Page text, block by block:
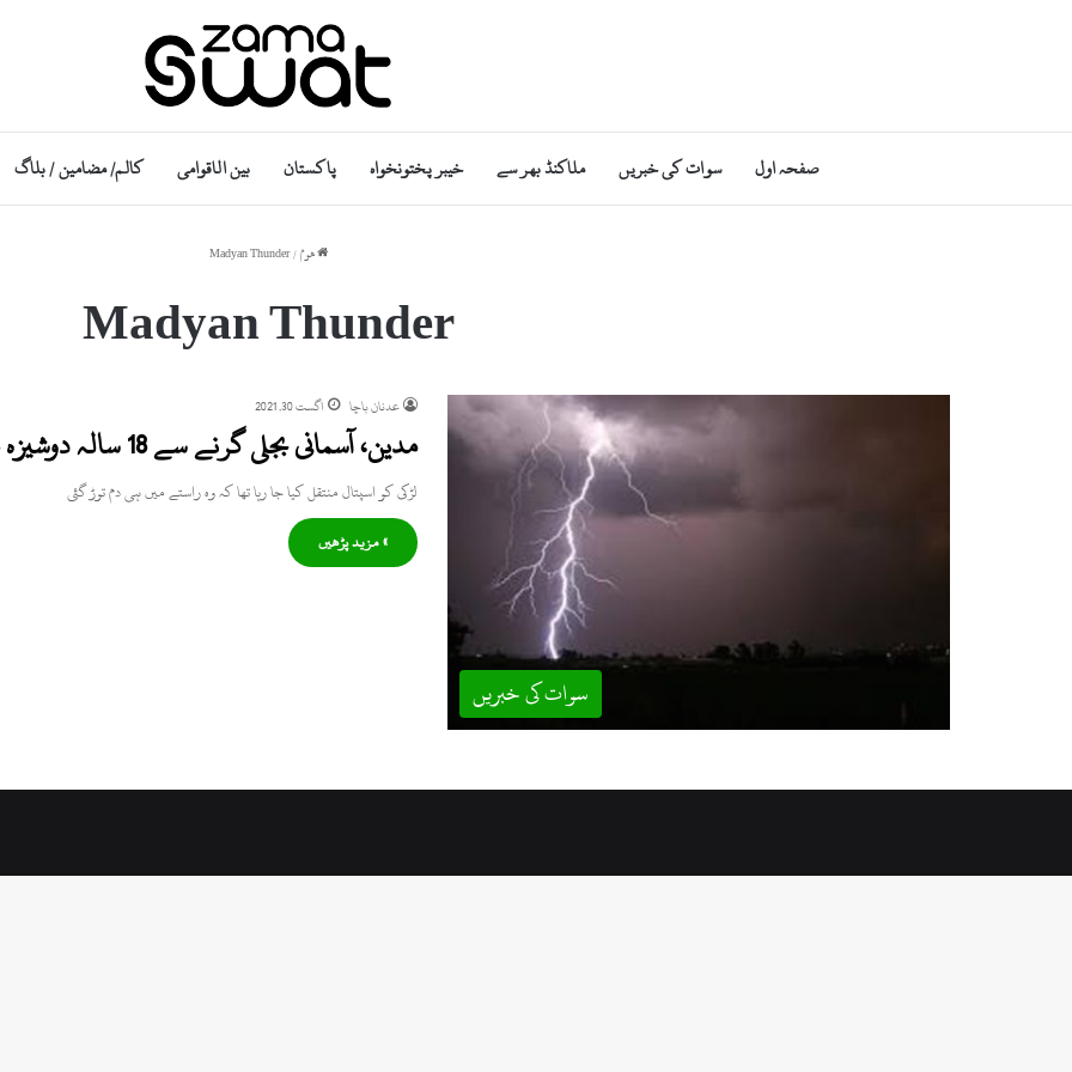
صفحہ اول سوات کی خبریں ملاکنڈ بھر سے خیبر پختونخواہ پاکستان بین الاقوامی کالم/ مضامین / بلاگ
ھوم /
Madyan Thunder
Madyan Thunder
سوات کی خبریں
عدنان باچا اگست 30, 2021
مدین، آسمانی بجلی گرنے سے 18 سالہ دوشیزہ جاں بحق
لڑکی کو اسپتال منتقل کیا جا رہا تھا کہ وہ راستے میں ہی دم توڑ گئی
» مزید پڑھیں